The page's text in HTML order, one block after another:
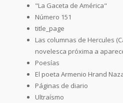
"La Gaceta de América"
Número 151
title_page
Las columnas de Hercules
novelesca próxima a
Poesías
El poeta Armenio Hrand
Páginas de diario
Ultraísmo